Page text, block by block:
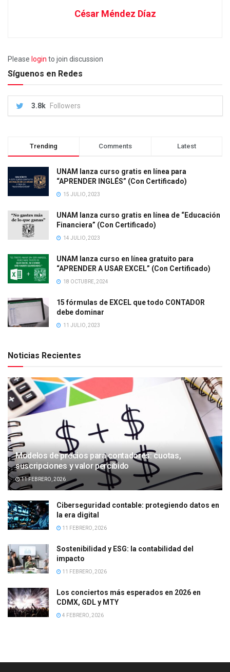
César Méndez Díaz
Please login to join discussion
Síguenos en Redes
3.8k Followers
Trending Comments Latest
UNAM lanza curso gratis en línea para
“APRENDER INGLÉS” (Con Certificado)
15 JULIO, 2023
UNAM lanza curso gratis en línea de “Educación
Financiera” (Con Certificado)
14 JULIO, 2023
UNAM lanza curso en línea gratuito para
“APRENDER A USAR EXCEL” (Con Certificado)
18 OCTUBRE, 2024
15 fórmulas de EXCEL que todo CONTADOR
debe dominar
11 JULIO, 2023
Noticias Recientes
Modelos de precios para contadores: cuotas,
suscripciones y valor percibido
11 FEBRERO, 2026
Ciberseguridad contable: protegiendo datos en
la era digital
11 FEBRERO, 2026
Sostenibilidad y ESG: la contabilidad del
impacto
11 FEBRERO, 2026
Los conciertos más esperados en 2026 en
CDMX, GDL y MTY
4 FEBRERO, 2026